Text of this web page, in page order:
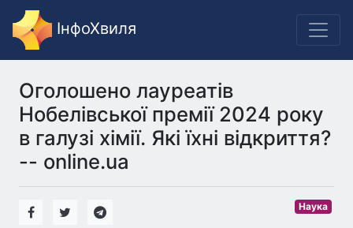
ІнфоХвиля
Оголошено лауреатів
Нобелівської премії 2024 року
в галузі хімії. Які їхні відкриття?
-- online.ua
Наука